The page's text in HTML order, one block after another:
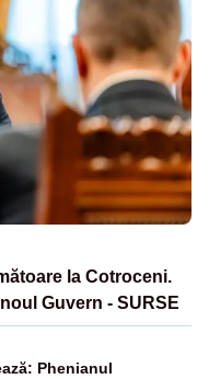
la Cotroceni.
Guvern - SURSE
Phenianul